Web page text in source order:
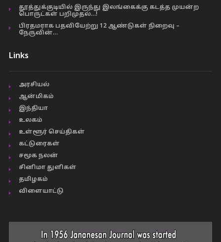
தூத்துக்குடியில் இருந்து இலங்கைக்கு கடத்த முயன்ற
பொருட்கள் பறிமுதல்…!
பிரதமராக பதவியேற்று 12 ஆண்டுகள் நிறைவு –
நேருவின்…
Links
அரசியல்
ஆன்மிகம்
இந்தியா
உலகம்
உள்ளூர் செய்திகள்
கட்டுரைகள்
சமூக நலன்
சினிமா துளிகள்
தமிழகம்
விளையாட்டு